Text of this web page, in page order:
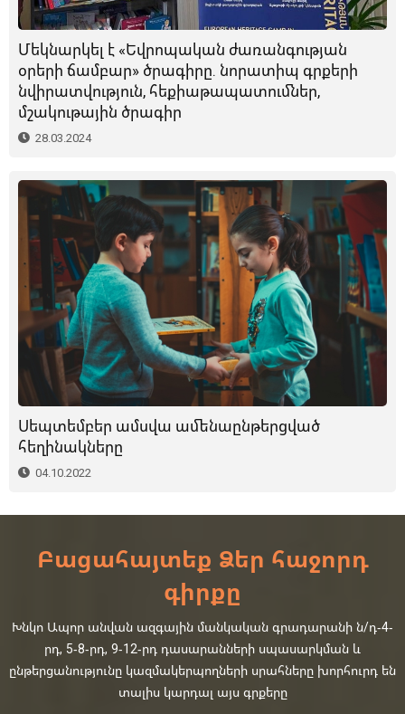
Մեկնարկել է «Եվրոպական ժառանգության
օրերի ճամբար» ծրագիրը. նորատիպ գրքերի
նվիրատվություն, հեքիաթապատումներ,
մշակութային ծրագիր
28.03.2024
Սեպտեմբեր ամսվա ամենաընթերցված
հեղինակները
04.10.2022
Բացահայտեք Ձեր հաջորդ
գիրքը
Խնկո Ապոր անվան ազգային մանկական գրադարանի ն/դ-4-
րդ, 5-8-րդ, 9-12-րդ դասարանների սպասարկման և
ընթերցանությունը կազմակերպողների սրահները խորհուրդ են
տալիս կարդալ այս գրքերը